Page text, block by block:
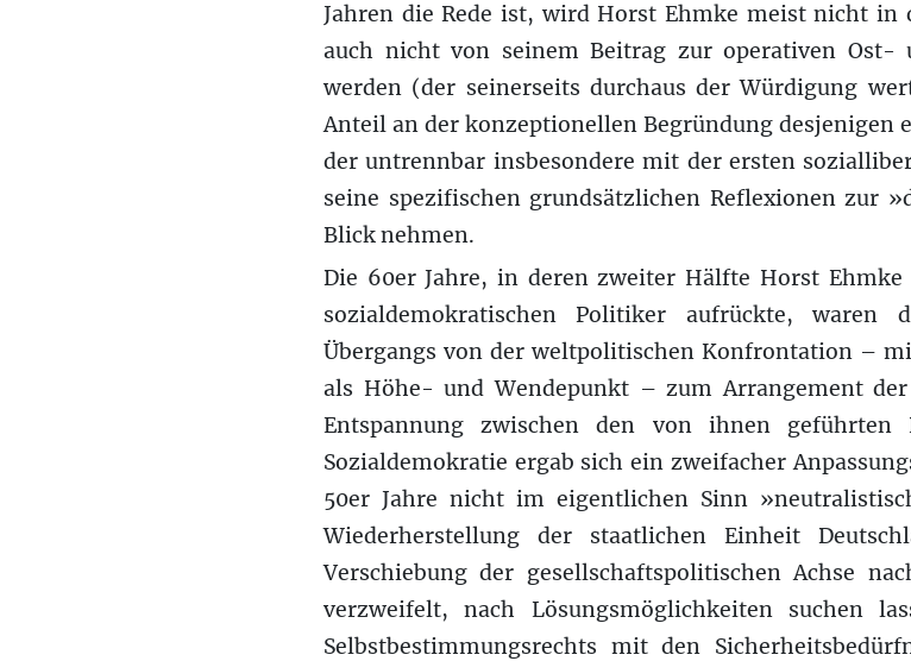
Jahren die Rede ist, wird Horst Ehmke meist nicht
auch nicht von seinem Beitrag zur operativen Ost-
werden (der seinerseits durchaus der Würdigung
Anteil an der konzeptionellen Begründung desjenigen
der untrennbar insbesondere mit der ersten
seine spezifischen grundsätzlichen Reflexionen zur
Blick nehmen.
Die 60er Jahre, in deren zweiter Hälfte Horst
sozialdemokratischen Politiker aufrückte, waren
Übergangs von der weltpolitischen Konfrontation –
als Höhe- und Wendepunkt – zum Arrangement
Entspannung zwischen den von ihnen geführten
Sozialdemokratie ergab sich ein zweifacher
50er Jahre nicht im eigentlichen Sinn
Wiederherstellung der staatlichen Einheit
Verschiebung der gesellschaftspolitischen Achse
verzweifelt, nach Lösungsmöglichkeiten suchen
Selbstbestimmungsrechts mit den